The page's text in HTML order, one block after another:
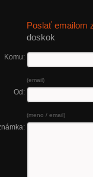
Poslať emailom
doskok
Komu:
(email)
Od:
(meno / email)